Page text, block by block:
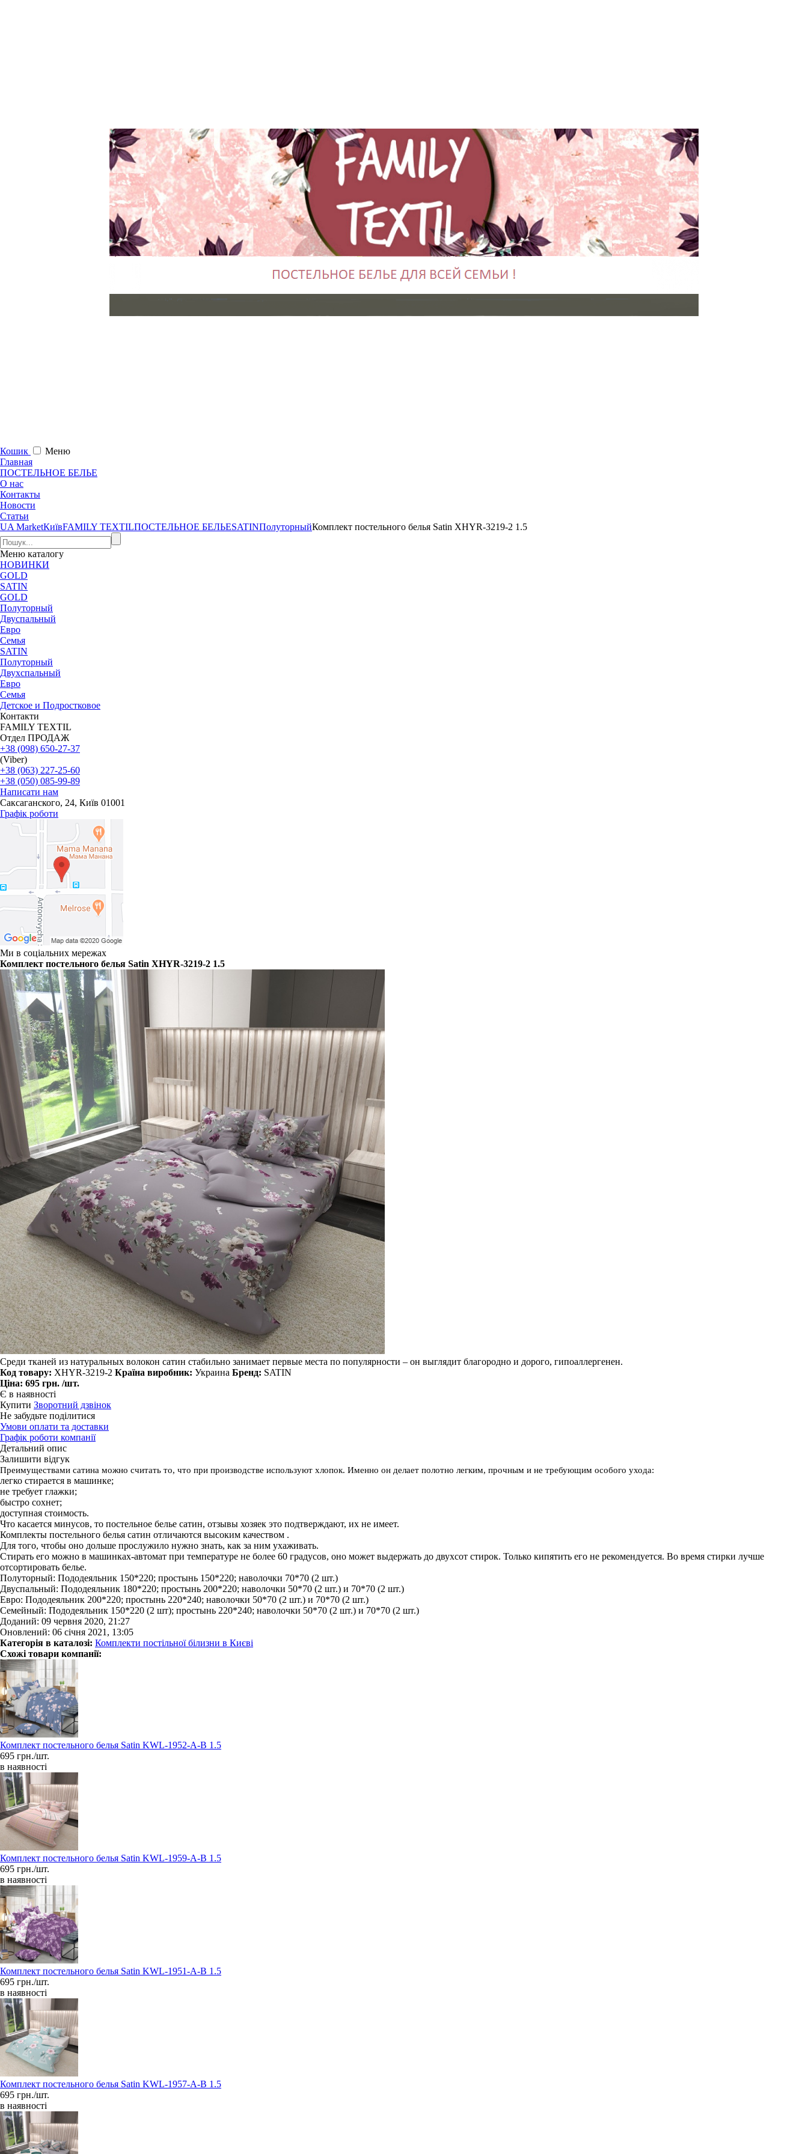
Кошик
Меню
Главная
ПОСТЕЛЬНОЕ БЕЛЬЕ
О нас
Контакты
Новости
Статьи
UA MarketКиївFAMILY TEXTILПОСТЕЛЬНОЕ БЕЛЬЕSATINПолуторныйКомплект постельного белья Satin XHYR-3219-2 1.5
Меню каталогу
НОВИНКИ
GOLD
SATIN
GOLD
Полуторный
Двуспальный
Евро
Семья
SATIN
Полуторный
Двухспальный
Евро
Семья
Детское и Подростковое
Контакти
FAMILY TEXTIL
Отдел ПРОДАЖ
+38 (098) 650-27-37
(Viber)
+38 (063) 227-25-60
+38 (050) 085-99-89
Написати нам
Саксаганского, 24, Київ 01001
Графік роботи
Ми в соціальних мережах
Комплект постельного белья Satin XHYR-3219-2 1.5
Среди тканей из натуральных волокон сатин стабильно занимает первые места по популярности – он выглядит благородно и дорого, гипоаллергенен.
Код товару: XHYR-3219-2 Країна виробник: Украина Бренд: SATIN
Ціна: 695 грн. /шт.
Є в наявності
Купити Зворотний дзвінок
Не забудьте поділитися
Умови оплати та доставки
Графік роботи компанії
Детальний опис
Залишити відгук
Преимуществами сатина можно считать то, что при производстве используют хлопок. Именно он делает полотно легким, прочным и не требующим особого ухода:
легко стирается в машинке;
не требует глажки;
быстро сохнет;
доступная стоимость.
Что касается минусов, то постельное белье сатин, отзывы хозяек это подтверждают, их не имеет.
Комплекты постельного белья сатин отличаются высоким качеством .
Для того, чтобы оно дольше прослужило нужно знать, как за ним ухаживать.
Стирать его можно в машинках-автомат при температуре не более 60 градусов, оно может выдержать до двухсот стирок. Только кипятить его не рекомендуется. Во время стирки лучше
отсортировать белье.
Полуторный: Пододеяльник 150*220; простынь 150*220; наволочки 70*70 (2 шт.)
Двуспальный: Пододеяльник 180*220; простынь 200*220; наволочки 50*70 (2 шт.) и 70*70 (2 шт.)
Евро: Пододеяльник 200*220; простынь 220*240; наволочки 50*70 (2 шт.) и 70*70 (2 шт.)
Семейный: Пододеяльник 150*220 (2 шт); простынь 220*240; наволочки 50*70 (2 шт.) и 70*70 (2 шт.)
Доданий: 09 червня 2020, 21:27
Оновлений: 06 січня 2021, 13:05
Категорія в каталозі: Комплекти постільної білизни в Києві
Схожі товари компанії:
Комплект постельного белья Satin KWL-1952-A-B 1.5
695 грн./шт.
в наявності
Комплект постельного белья Satin KWL-1959-A-B 1.5
695 грн./шт.
в наявності
Комплект постельного белья Satin KWL-1951-A-B 1.5
695 грн./шт.
в наявності
Комплект постельного белья Satin KWL-1957-A-B 1.5
695 грн./шт.
в наявності